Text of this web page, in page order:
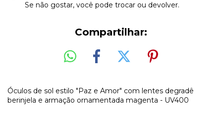
Se não gostar, você pode trocar ou devolver.
Compartilhar:
Óculos de sol estilo "Paz e Amor" com lentes degradê
berinjela e armação ornamentada magenta - UV400